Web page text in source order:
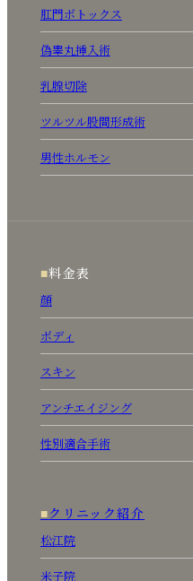
肛門ボトックス
偽睾丸挿入術
乳腺切除
ツルツル股間形成術
男性ホルモン
料金表
顔
ボディ
スキン
アンチエイジング
性別適合手術
クリニック紹介
松江院
米子院